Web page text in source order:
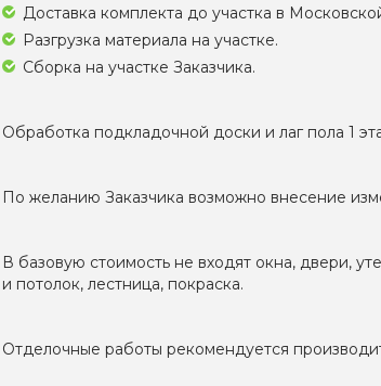
Доставка комплекта до участка в
Разгрузка материала на участке.
Сборка на участке Заказчика.
Обработка подкладочной доски и лаг пола 1
По желанию Заказчика возможно внесение
В базовую стоимость не входят окна, двери,
и потолок, лестница, покраска.
Отделочные работы рекомендуется